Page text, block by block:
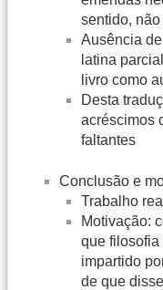
sentido,
Ausência
latina
livro como
Desta
acréscimos
faltantes
Conclusão e
Trabalho
Motivação:
que filosofia
impartido
de que